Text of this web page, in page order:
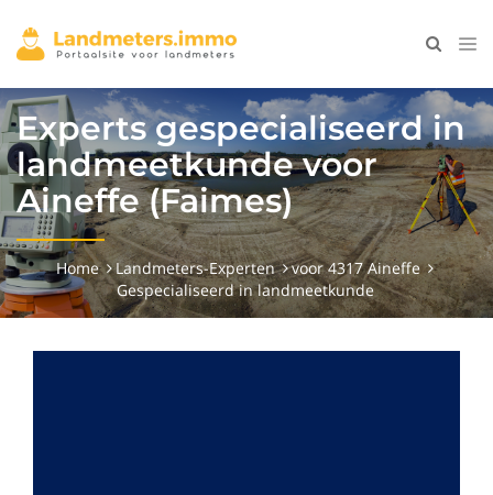
Experts gespecialiseerd in
landmeetkunde voor
Aineffe (Faimes)
Home Landmeters-Experten
voor 4317 Aineffe
Gespecialiseerd in landmeetkunde